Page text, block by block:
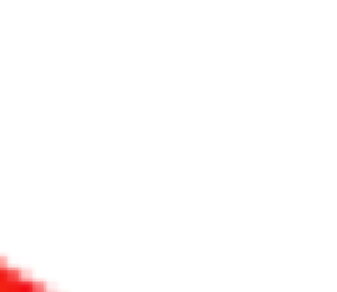
援で会社は誰と連携すべきか？